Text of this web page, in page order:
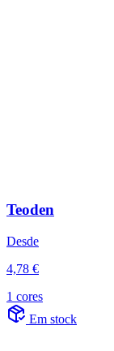
Teoden
Desde
4,78 €
1 cores
Em stock